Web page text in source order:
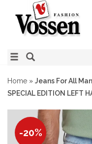
Home » Jeans For All
SPECIAL EDITION LEFT
-20%